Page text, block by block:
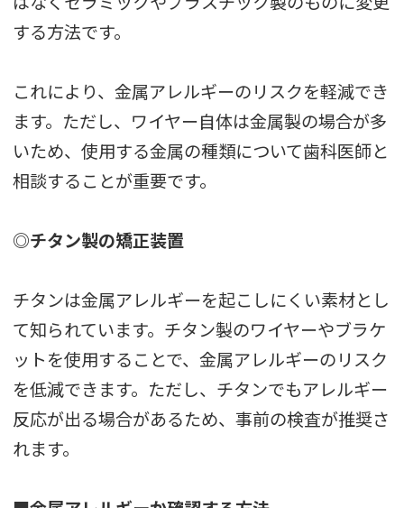
する方法です。
これにより、金属アレルギーのリスクを軽減でき
ます。ただし、ワイヤー自体は金属製の場合が多
いため、使用する金属の種類について歯科医師と
相談することが重要です。
◎チタン製の矯正装置
チタンは金属アレルギーを起こしにくい素材とし
て知られています。チタン製のワイヤーやブラケ
ットを使用することで、金属アレルギーのリスク
を低減できます。ただし、チタンでもアレルギー
反応が出る場合があるため、事前の検査が推奨さ
れます。